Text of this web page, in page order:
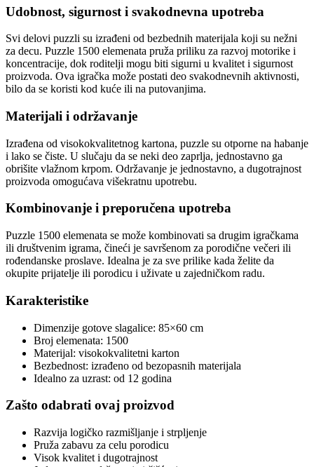
Udobnost, sigurnost i svakodnevna upotreba
Svi delovi puzzli su izrađeni od bezbednih materijala koji su nežni
za decu. Puzzle 1500 elemenata pruža priliku za razvoj motorike i
koncentracije, dok roditelji mogu biti sigurni u kvalitet i sigurnost
proizvoda. Ova igračka može postati deo svakodnevnih aktivnosti,
bilo da se koristi kod kuće ili na putovanjima.
Materijali i održavanje
Izrađena od visokokvalitetnog kartona, puzzle su otporne na habanje
i lako se čiste. U slučaju da se neki deo zaprlja, jednostavno ga
obrišite vlažnom krpom. Održavanje je jednostavno, a dugotrajnost
proizvoda omogućava višekratnu upotrebu.
Kombinovanje i preporučena upotreba
Puzzle 1500 elemenata se može kombinovati sa drugim igračkama
ili društvenim igrama, čineći je savršenom za porodične večeri ili
rođendanske proslave. Idealna je za sve prilike kada želite da
okupite prijatelje ili porodicu i uživate u zajedničkom radu.
Karakteristike
Dimenzije gotove slagalice: 85×60 cm
Broj elemenata: 1500
Materijal: visokokvalitetni karton
Bezbednost: izrađeno od bezopasnih materijala
Idealno za uzrast: od 12 godina
Zašto odabrati ovaj proizvod
Razvija logičko razmišljanje i strpljenje
Pruža zabavu za celu porodicu
Visok kvalitet i dugotrajnost